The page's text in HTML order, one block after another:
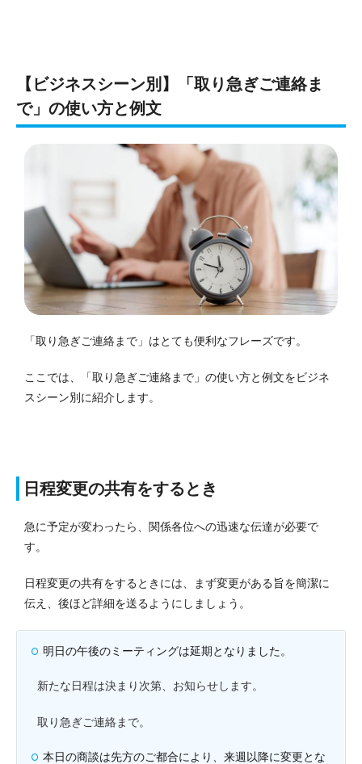
【ビジネスシーン別】「取り急ぎご連絡ま
で」の使い方と例文
「取り急ぎご連絡まで」はとても便利なフレーズです。
ここでは、「取り急ぎご連絡まで」の使い方と例文をビジネ
スシーン別に紹介します。
日程変更の共有をするとき
急に予定が変わったら、関係各位への迅速な伝達が必要で
す。
日程変更の共有をするときには、まず変更がある旨を簡潔に
伝え、後ほど詳細を送るようにしましょう。
明日の午後のミーティングは延期となりました。
新たな日程は決まり次第、お知らせします。
取り急ぎご連絡まで。
本日の商談は先方のご都合により、来週以降に変更とな